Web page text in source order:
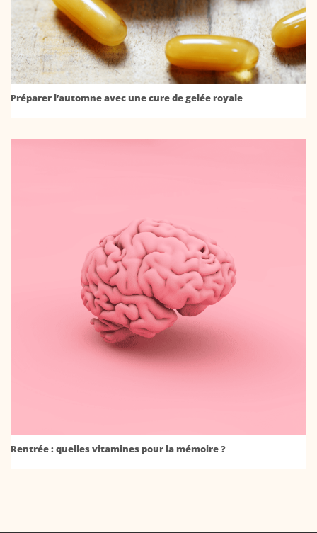
Préparer l’automne avec une cure de gelée royale
Rentrée : quelles vitamines pour la mémoire ?